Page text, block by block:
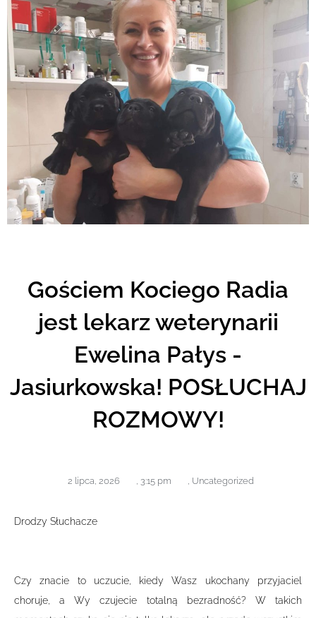
Gościem Kociego Radia
jest lekarz weterynarii
Ewelina Pałys -
Jasiurkowska! POSŁUCHAJ
ROZMOWY!
2 lipca, 2026 , 3:15 pm , Uncategorized
Drodzy Słuchacze
Czy znacie to uczucie, kiedy Wasz ukochany przyjaciel
choruje, a Wy czujecie totalną bezradność? W takich